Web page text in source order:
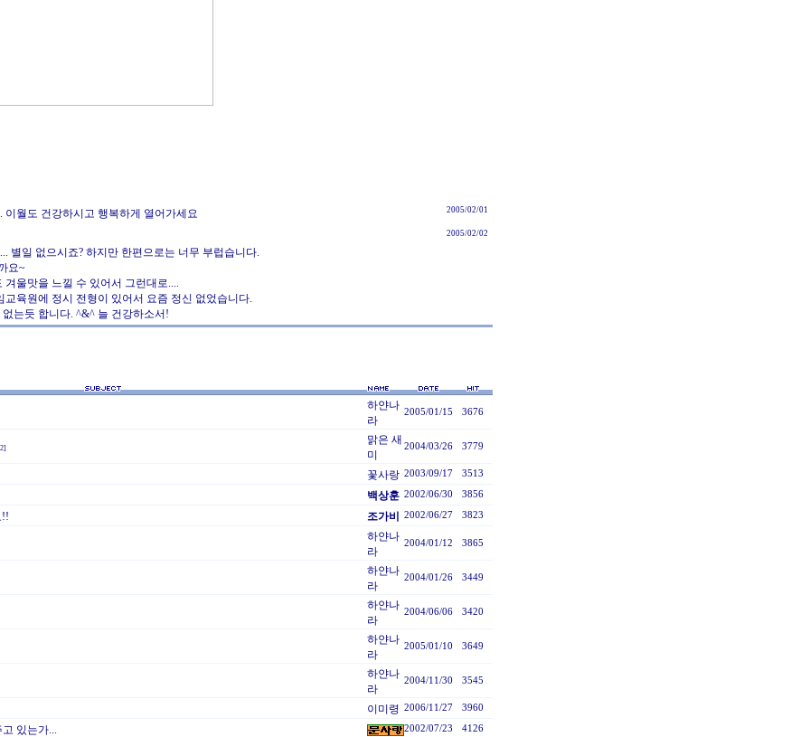
이월도 건강하시고 행복하게 열어가세요 2005/02/01
별일 없으시죠? 하지만 한편으로는 너무 부럽습니다.
요~
울맛을 느낄 수 있어서 그런대로....
교육원에 정시 전형이 있어서 요즘 정신 없었습니다.
는듯 합니다. ^&^ 늘 건강하소서!
2005/02/02
하얀나
라
2005/01/15 3676
맑은 새
미
2004/03/26 3779
꽃사랑 2003/09/17 3513
백상훈 2002/06/30 3856
!! 조가비 2002/06/27 3823
하얀나
라
2004/01/12 3865
하얀나
라
2004/01/26 3449
하얀나
라
2004/06/06 3420
하얀나
라
2005/01/10 3649
하얀나
라
2004/11/30 3545
이미령 2006/11/27 3960
있는가... 2002/07/23 4126